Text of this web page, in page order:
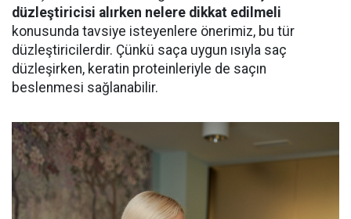
düzleştiricisi alırken nelere dikkat edilmeli
konusunda tavsiye isteyenlere önerimiz, bu tür
düzleştiricilerdir. Çünkü saça uygun ısıyla saç
düzleşirken, keratin proteinleriyle de saçın
beslenmesi sağlanabilir.